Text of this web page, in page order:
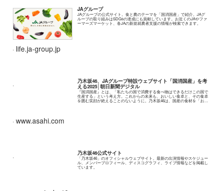
JAグループ
JAグループの公式サイト。食と農のテーマを「国消国産」で紹介。JAグ
ループの取り組みはSDGsの達成にも貢献しています。お近くのJAやファ
ーマーズマーケット、各JAの新規就農者支援の情報が検索できます。
life.ja-group.jp
乃木坂46、JAグループ特設ウェブサイト「国消国産」を考
える2025│朝日新聞デジタル
『国消国産』とは、「私たちの国で消費する食べ物はできるだけこの国で
生産する」という考え方。これからの未来も、おいしい食卓と、その食卓
を囲む笑顔が絶えることのないように。乃木坂46は、国産の食材を「おい
www.asahi.com
乃木坂46公式サイト
「乃木坂46」のオフィシャルウェブサイト。最新の出演情報やスケジュー
ル、メンバープロフィール、ディスコグラフィ、ライブ情報などを掲載し
ています。